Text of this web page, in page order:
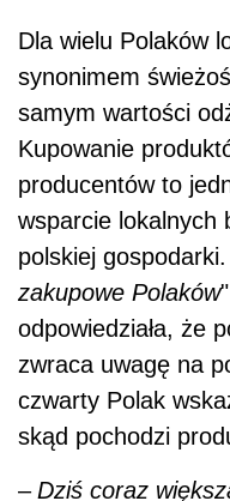
Dla wielu Polaków
synonimem
samym wartości
Kupowanie
producentów to
wsparcie lokalnych
polskiej
zakupowe Polaków
odpowiedziała, że
zwraca uwagę na
czwarty Polak
skąd pochodzi
– Dziś coraz